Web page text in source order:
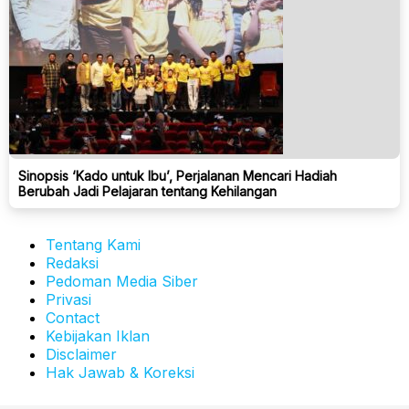
Sinopsis ‘Kado untuk Ibu’, Perjalanan Mencari Hadiah
Berubah Jadi Pelajaran tentang Kehilangan
Tentang Kami
Redaksi
Pedoman Media Siber
Privasi
Contact
Kebijakan Iklan
Disclaimer
Hak Jawab & Koreksi